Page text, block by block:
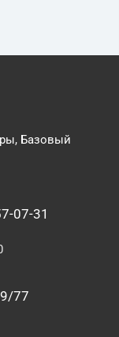
Базовый
07-31
77